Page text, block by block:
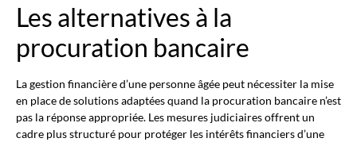
Les alternatives à la
procuration bancaire
La gestion financière d’une personne âgée peut nécessiter la mise
en place de solutions adaptées quand la procuration bancaire n’est
pas la réponse appropriée. Les mesures judiciaires offrent un
cadre plus structuré pour protéger les intérêts financiers d’une